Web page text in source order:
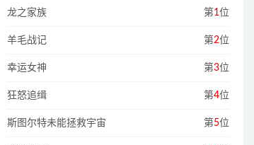
龙之家族 第1位
羊毛战记 第2位
幸运女神 第3位
狂怒追缉 第4位
斯图尔特未能拯救宇宙 第5位